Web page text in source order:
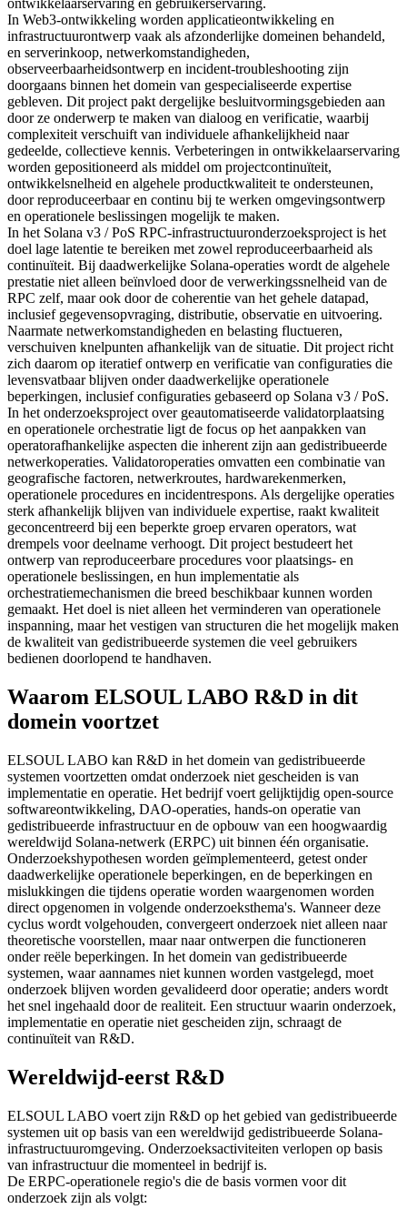
ontwikkelaarservaring en gebruikerservaring.
In Web3-ontwikkeling worden applicatieontwikkeling en
infrastructuurontwerp vaak als afzonderlijke domeinen behandeld,
en serverinkoop, netwerkomstandigheden,
observeerbaarheidsontwerp en incident-troubleshooting zijn
doorgaans binnen het domein van gespecialiseerde expertise
gebleven. Dit project pakt dergelijke besluitvormingsgebieden aan
door ze onderwerp te maken van dialoog en verificatie, waarbij
complexiteit verschuift van individuele afhankelijkheid naar
gedeelde, collectieve kennis. Verbeteringen in ontwikkelaarservaring
worden gepositioneerd als middel om projectcontinuïteit,
ontwikkelsnelheid en algehele productkwaliteit te ondersteunen,
door reproduceerbaar en continu bij te werken omgevingsontwerp
en operationele beslissingen mogelijk te maken.
In het Solana v3 / PoS RPC-infrastructuuronderzoeksproject is het
doel lage latentie te bereiken met zowel reproduceerbaarheid als
continuïteit. Bij daadwerkelijke Solana-operaties wordt de algehele
prestatie niet alleen beïnvloed door de verwerkingssnelheid van de
RPC zelf, maar ook door de coherentie van het gehele datapad,
inclusief gegevensopvraging, distributie, observatie en uitvoering.
Naarmate netwerkomstandigheden en belasting fluctueren,
verschuiven knelpunten afhankelijk van de situatie. Dit project richt
zich daarom op iteratief ontwerp en verificatie van configuraties die
levensvatbaar blijven onder daadwerkelijke operationele
beperkingen, inclusief configuraties gebaseerd op Solana v3 / PoS.
In het onderzoeksproject over geautomatiseerde validatorplaatsing
en operationele orchestratie ligt de focus op het aanpakken van
operatorafhankelijke aspecten die inherent zijn aan gedistribueerde
netwerkoperaties. Validatoroperaties omvatten een combinatie van
geografische factoren, netwerkroutes, hardwarekenmerken,
operationele procedures en incidentrespons. Als dergelijke operaties
sterk afhankelijk blijven van individuele expertise, raakt kwaliteit
geconcentreerd bij een beperkte groep ervaren operators, wat
drempels voor deelname verhoogt. Dit project bestudeert het
ontwerp van reproduceerbare procedures voor plaatsings- en
operationele beslissingen, en hun implementatie als
orchestratiemechanismen die breed beschikbaar kunnen worden
gemaakt. Het doel is niet alleen het verminderen van operationele
inspanning, maar het vestigen van structuren die het mogelijk maken
de kwaliteit van gedistribueerde systemen die veel gebruikers
bedienen doorlopend te handhaven.
Waarom ELSOUL LABO R&D in dit
domein voortzet
ELSOUL LABO kan R&D in het domein van gedistribueerde
systemen voortzetten omdat onderzoek niet gescheiden is van
implementatie en operatie. Het bedrijf voert gelijktijdig open-source
softwareontwikkeling, DAO-operaties, hands-on operatie van
gedistribueerde infrastructuur en de opbouw van een hoogwaardig
wereldwijd Solana-netwerk (ERPC) uit binnen één organisatie.
Onderzoekshypothesen worden geïmplementeerd, getest onder
daadwerkelijke operationele beperkingen, en de beperkingen en
mislukkingen die tijdens operatie worden waargenomen worden
direct opgenomen in volgende onderzoeksthema's. Wanneer deze
cyclus wordt volgehouden, convergeert onderzoek niet alleen naar
theoretische voorstellen, maar naar ontwerpen die functioneren
onder reële beperkingen. In het domein van gedistribueerde
systemen, waar aannames niet kunnen worden vastgelegd, moet
onderzoek blijven worden gevalideerd door operatie; anders wordt
het snel ingehaald door de realiteit. Een structuur waarin onderzoek,
implementatie en operatie niet gescheiden zijn, schraagt de
continuïteit van R&D.
Wereldwijd-eerst R&D
ELSOUL LABO voert zijn R&D op het gebied van gedistribueerde
systemen uit op basis van een wereldwijd gedistribueerde Solana-
infrastructuuromgeving. Onderzoeksactiviteiten verlopen op basis
van infrastructuur die momenteel in bedrijf is.
De ERPC-operationele regio's die de basis vormen voor dit
onderzoek zijn als volgt: